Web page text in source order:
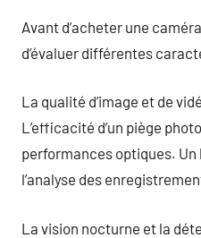
Avant d’acheter une
d’évaluer différentes
La qualité d’image et de
L’efficacité d’un piège
performances optiques.
l’analyse des
La vision nocturne et la